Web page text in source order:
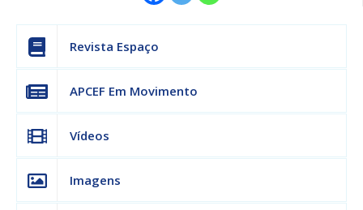
Revista Espaço
APCEF Em Movimento
Vídeos
Imagens